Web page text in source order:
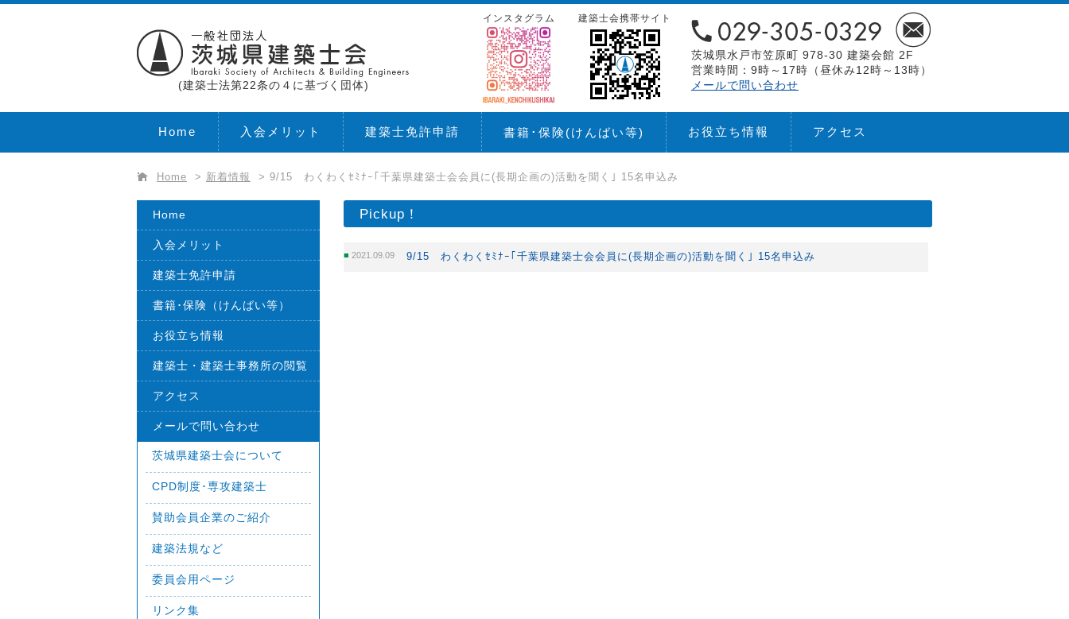
(建築士法第22条の４に基づく団体)
茨城県水戸市笠原町 978-30 建築会館 2F
営業時間：9時～17時（昼休み12時～13時）
メールで問い合わせ
建築士会携帯サイト
インスタグラム
Home 入会メリット 建築士免許申請 書籍･保険(けんばい等) お役立ち情報 アクセス
Home > 新着情報 > 9/15 わくわくｾﾐﾅｰ｢千葉県建築士会会員に(長期企画の)活動を聞く｣ 15名申込み
Pickup！
2021.09.09 9/15 わくわくｾﾐﾅｰ｢千葉県建築士会会員に(長期企画の)活動を聞く｣ 15名申込み
Home
入会メリット
建築士免許申請
書籍･保険（けんばい等）
お役立ち情報
建築士・建築士事務所の閲覧
アクセス
メールで問い合わせ
茨城県建築士会について
CPD制度･専攻建築士
賛助会員企業のご紹介
建築法規など
委員会用ページ
リンク集